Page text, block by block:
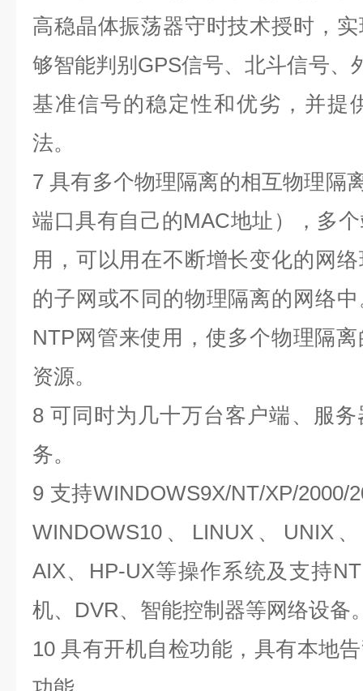
高稳晶体振荡器守时技术授时，
够智能判别 GPS信号、北斗信号、
基准信号的稳定性和优劣，并提
法。
7具有多个物理隔离的相互物理隔
端口具有自己的MAC地址），多
用，可以用在不断增长变化的网
的子网或不同的物理隔离的网络
NTP 网管来使用，使多个物理隔
资源。
8可同时为几十万台客户端、服
务。
9 支持WINDOWS9X/NT/XP/2000/
WINDOWS10 、 LINUX 、 UNIX 、
AIX、 HP-UX等操作系统及支持
机、 DVR、智能控制器等网络设备
10具有开机自检功能，具有本地